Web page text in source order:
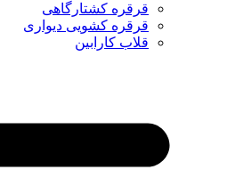
قرقره کشتارگاهی
قرقره کشویی دیواری
قلاب کارابین